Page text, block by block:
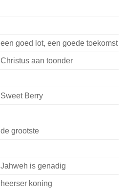
een goed lot, een goede toekomst
Christus aan toonder
Sweet Berry
de grootste
Jahweh is genadig
heerser koning